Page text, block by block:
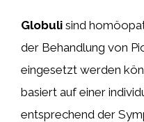
Globuli sind
der Behandlung von
eingesetzt werden
basiert auf einer
entsprechend der